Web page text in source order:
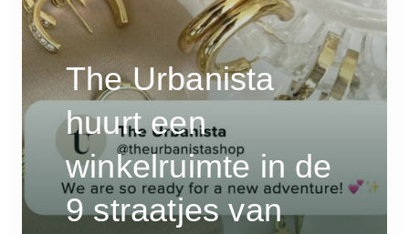
The Urbanista
huurt een
winkelruimte in de
9 straatjes van